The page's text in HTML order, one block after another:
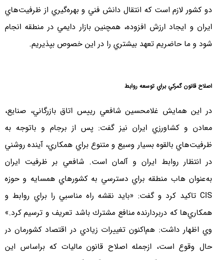
دو كشور لازم است كه انتقال دانش فني و بهره‌گيري از ظرفيت‌هاي
ايران و ايجاد ارزش افزوده، همچنين بازار دايمي در منطقه انجام
شود و ما حاضريم تعهد بيشتري را در اين خصوص بپذيريم.
اصلاح قانون گمركي براي توسعه روابط
در اين همايش غلامحسين شافعي رييس اتاق بازرگاني، صنايع،
معادن و كشاورزي ايران نيز گفت: پس از برجام و باتوجه به
ظرفيت‌هاي بالقوه بسيار وسيع و متنوع براي همكاري، آينده روشني
در انتظار روابط ايران و آلمان است. شافعي بر ظرفيت ايران
به‌عنوان هاب منطقه براي دسترسي به كشورهاي همسايه و حوزه
CIS تاكيد كرد و گفت: «بايد نقشه راه مناسبي را براي روابط و
همكاري‌ها كه دربردارنده منافع مشترك باشد تعريف و ترسيم كرد.»
وي اظهار داشت: هم‌اكنون تغييرات زيادي در اقتصاد كشورمان در
حال وقوع است، ازجمله اصلاح قانون ماليات كه براساس اين